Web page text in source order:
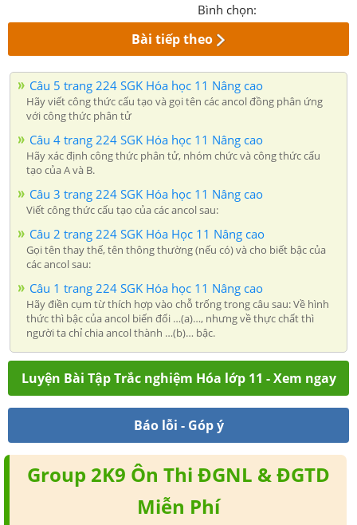
Bình chọn:
Bài tiếp theo
Câu 5 trang 224 SGK Hóa học 11 Nâng cao
Hãy viết công thức cấu tạo và gọi tên các ancol đồng phân ứng
với công thức phân tử
Câu 4 trang 224 SGK Hóa học 11 Nâng cao
Hãy xác định công thức phân tử, nhóm chức và công thức cấu
tạo của A và B.
Câu 3 trang 224 SGK Hóa học 11 Nâng cao
Viết công thức cấu tạo của các ancol sau:
Câu 2 trang 224 SGK Hóa Học 11 Nâng cao
Gọi tên thay thế, tên thông thường (nếu có) và cho biết bậc của
các ancol sau:
Câu 1 trang 224 SGK Hóa học 11 Nâng cao
Hãy điền cụm từ thích hợp vào chỗ trống trong câu sau: Về hình
thức thì bậc của ancol biến đổi …(a)…, nhưng về thực chất thì
người ta chỉ chia ancol thành …(b)… bậc.
Luyện Bài Tập Trắc nghiệm Hóa lớp 11 - Xem ngay
Báo lỗi - Góp ý
Group 2K9 Ôn Thi ĐGNL & ĐGTD
Miễn Phí